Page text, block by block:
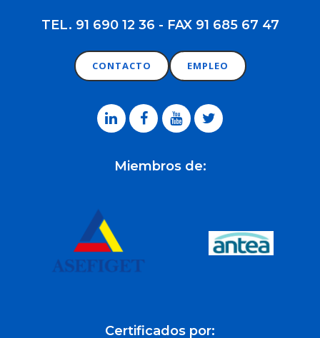
TEL. 91 690 12 36 - FAX 91 685 67 47
CONTACTO EMPLEO
Miembros de:
Certificados por: